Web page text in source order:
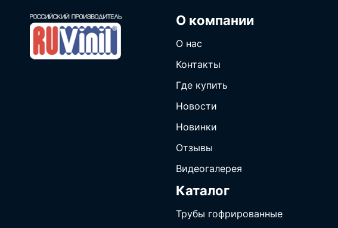
О компании
О нас
Контакты
Где купить
Новости
Новинки
Отзывы
Видеогалерея
Каталог
Трубы гофрированные